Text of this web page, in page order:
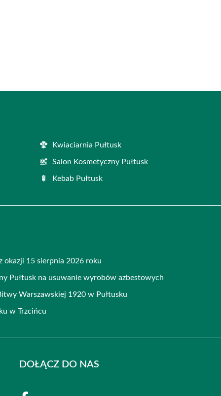
Kwiaciarnia Pułtusk
Salon Kosmetyczny Pułtusk
Kebab Pułtusk
okazji 15 sierpnia 2026 roku
Pułtusk na usuwanie wyrobów azbestowych
Warszawskiej 1920 w Pułtusku
w Trzcińcu
DOŁĄCZ DO NAS